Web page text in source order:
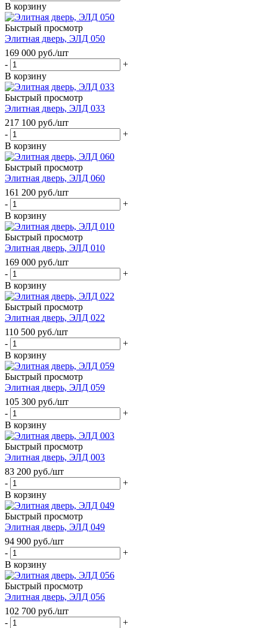
В корзину
Быстрый просмотр
Элитная дверь, ЭЛД 050
169 000 руб./шт
-
+
В корзину
Быстрый просмотр
Элитная дверь, ЭЛД 033
217 100 руб./шт
-
+
В корзину
Быстрый просмотр
Элитная дверь, ЭЛД 060
161 200 руб./шт
-
+
В корзину
Быстрый просмотр
Элитная дверь, ЭЛД 010
169 000 руб./шт
-
+
В корзину
Быстрый просмотр
Элитная дверь, ЭЛД 022
110 500 руб./шт
-
+
В корзину
Быстрый просмотр
Элитная дверь, ЭЛД 059
105 300 руб./шт
-
+
В корзину
Быстрый просмотр
Элитная дверь, ЭЛД 003
83 200 руб./шт
-
+
В корзину
Быстрый просмотр
Элитная дверь, ЭЛД 049
94 900 руб./шт
-
+
В корзину
Быстрый просмотр
Элитная дверь, ЭЛД 056
102 700 руб./шт
-
+